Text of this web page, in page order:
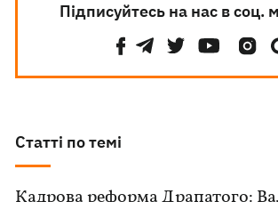
Підписуйтесь на нас в соц.
Статті по темі